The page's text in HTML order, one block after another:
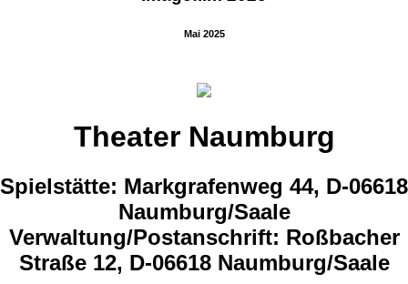
Mai 2025
Theater Naumburg
Spielstätte: Markgrafenweg 44, D-06618
Naumburg/Saale
Verwaltung/Postanschrift: Roßbacher
Straße 12, D-06618 Naumburg/Saale